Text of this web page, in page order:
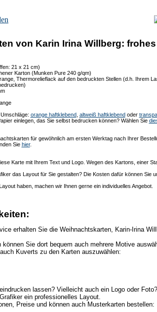
von Karin Irina Willberg:
21 x 21 cm)
Karton (Munken Pure 240 g/qm)
Thermorelieflack auf den bedruckten Stellen (d.h. Ihrem
orange haftklebend, altweiß haftklebendoder
einlegen, das Sie selbst bedrucken können? Wählen Sie
für gewöhnlich am ersten Werktag nach Ihrer
Sie hier.
Karte mit Ihrem Text und Logo. Wegen des Kartons, einer
das Layout für Sie gestalten? Die Kosten dafür können Sie
haben, machen wir Ihnen gerne ein individuelles Angebot.
erhalten Sie die Weihnachtskarten, Karin-Irina
können Sie dort bequem auch mehrere Motive
Kuverts zu den Karten auszuwählen:
lassen? Vielleicht auch ein Logo oder Foto?
ein professionelles Layout.
Preise und können auch Musterkarten bestellen: